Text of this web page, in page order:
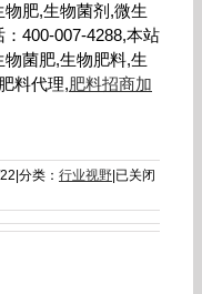
肥,生物菌剂,微生
400-007-4288,本站
物菌肥,生物肥料,生
料代理,肥料招商加
分类： 行业视野 山
农
业
已关闭